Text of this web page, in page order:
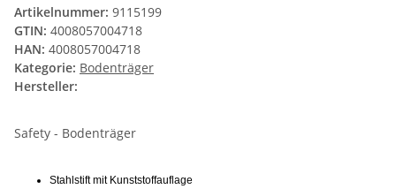
Artikelnummer: 9115199
GTIN: 4008057004718
HAN: 4008057004718
Kategorie: Bodenträger
Hersteller:
Safety - Bodenträger
Stahlstift mit Kunststoffauflage